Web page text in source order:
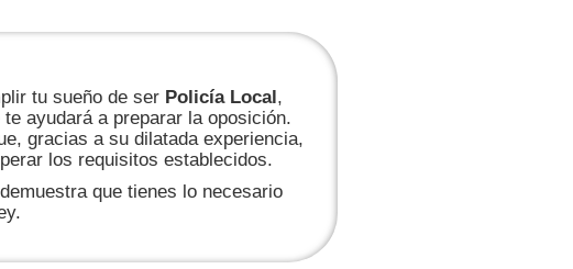
tu sueño de ser Policía Local,
ayudará a preparar la oposición.
gracias a su dilatada experiencia,
los requisitos establecidos.
que tienes lo necesario